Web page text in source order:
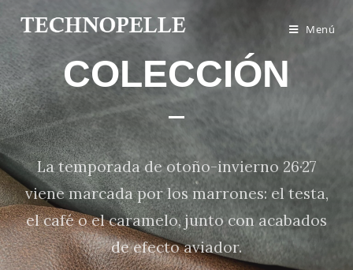
Menú
COLECCIÓN
La temporada de otoño-invierno 26·27
viene marcada por los marrones: el testa,
el café o el caramelo, junto con acabados
de efecto aviador.